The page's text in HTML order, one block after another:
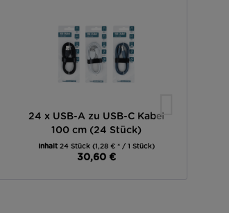
24 x USB-A zu USB-C Kabel
100 cm (24 Stück)
Inhalt 24 Stück (1,28 € * / 1 Stück)
30,60 €